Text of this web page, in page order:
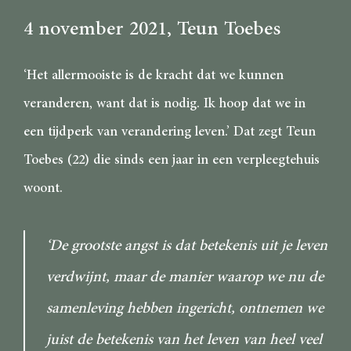
4 november 2021, Teun Toebes
‘Het allermooiste is de kracht dat we kunnen
veranderen, want dat is nodig. Ik hoop dat we in
een tijdperk van verandering leven.’ Dat zegt Teun
Toebes (22) die sinds een jaar in een verpleegtehuis
woont.
‘De grootste angst is dat betekenis uit je leven
verdwijnt, maar de manier waarop we nu de
samenleving hebben ingericht, ontnemen we
juist de betekenis van het leven van heel veel